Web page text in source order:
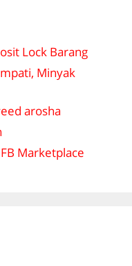
Lock Barang
Minyak
arosha
Marketplace